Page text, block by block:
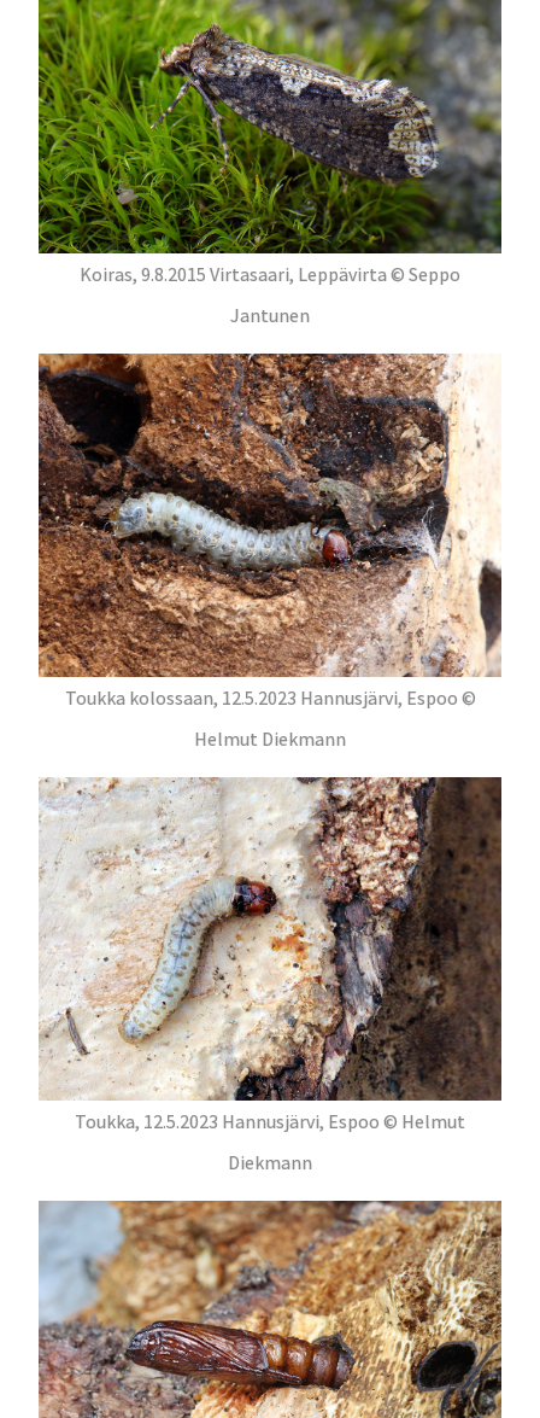
Koiras, 9.8.2015 Virtasaari, Leppävirta © Seppo
Jantunen
Toukka kolossaan, 12.5.2023 Hannusjärvi, Espoo ©
Helmut Diekmann
Toukka, 12.5.2023 Hannusjärvi, Espoo © Helmut
Diekmann